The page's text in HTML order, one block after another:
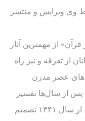
وی ویرایش و منتشر
از مهمترین آثار
از تفرقه و نیز راه
عصر مدرن
پس از سال‌ها تفسیر
شفاهی قرآن بر منبر و در جلسات مختلف، از سال ۱۳۴۱ تصمیم